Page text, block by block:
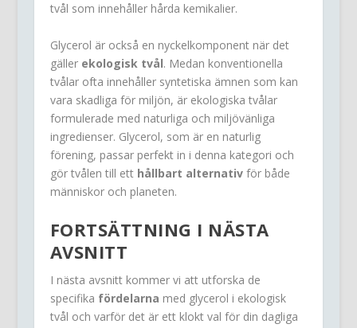
tvål som innehåller hårda kemikalier.
Glycerol är också en nyckelkomponent när det
gäller ekologisk tvål. Medan konventionella
tvålar ofta innehåller syntetiska ämnen som kan
vara skadliga för miljön, är ekologiska tvålar
formulerade med naturliga och miljövänliga
ingredienser. Glycerol, som är en naturlig
förening, passar perfekt in i denna kategori och
gör tvålen till ett hållbart alternativför både
människor och planeten.
FORTSÄTTNING I NÄSTA
AVSNITT
I nästa avsnitt kommer vi att utforska de
specifika fördelarna med glycerol i ekologisk
tvål och varför det är ett klokt val för din dagliga